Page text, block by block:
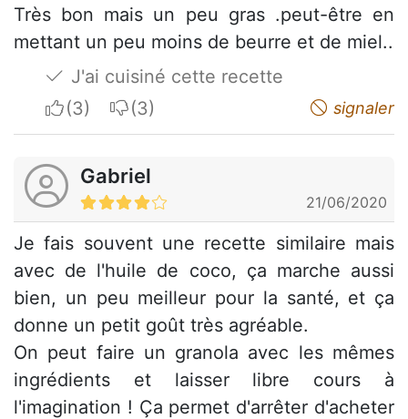
Très bon mais un peu gras .peut-être en
mettant un peu moins de beurre et de miel..
J'ai cuisiné cette recette
I apreciateI do not appreciate signaler
Gabriel
21/06/2020
Je fais souvent une recette similaire mais
avec de l'huile de coco, ça marche aussi
bien, un peu meilleur pour la santé, et ça
donne un petit goût très agréable.
On peut faire un granola avec les mêmes
ingrédients et laisser libre cours à
l'imagination ! Ça permet d'arrêter d'acheter